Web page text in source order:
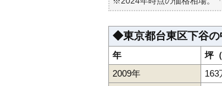
◆東京都台東区下谷の
年
坪
2009年
163